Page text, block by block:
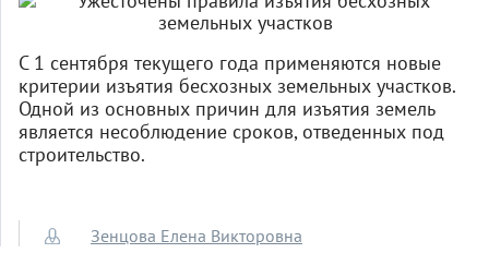
С 1 сентября текущего года применяются новые
критерии изъятия бесхозных земельных участков.
Одной из основных причин для изъятия земель
является несоблюдение сроков, отведенных под
строительство.
Зенцова Елена Викторовна